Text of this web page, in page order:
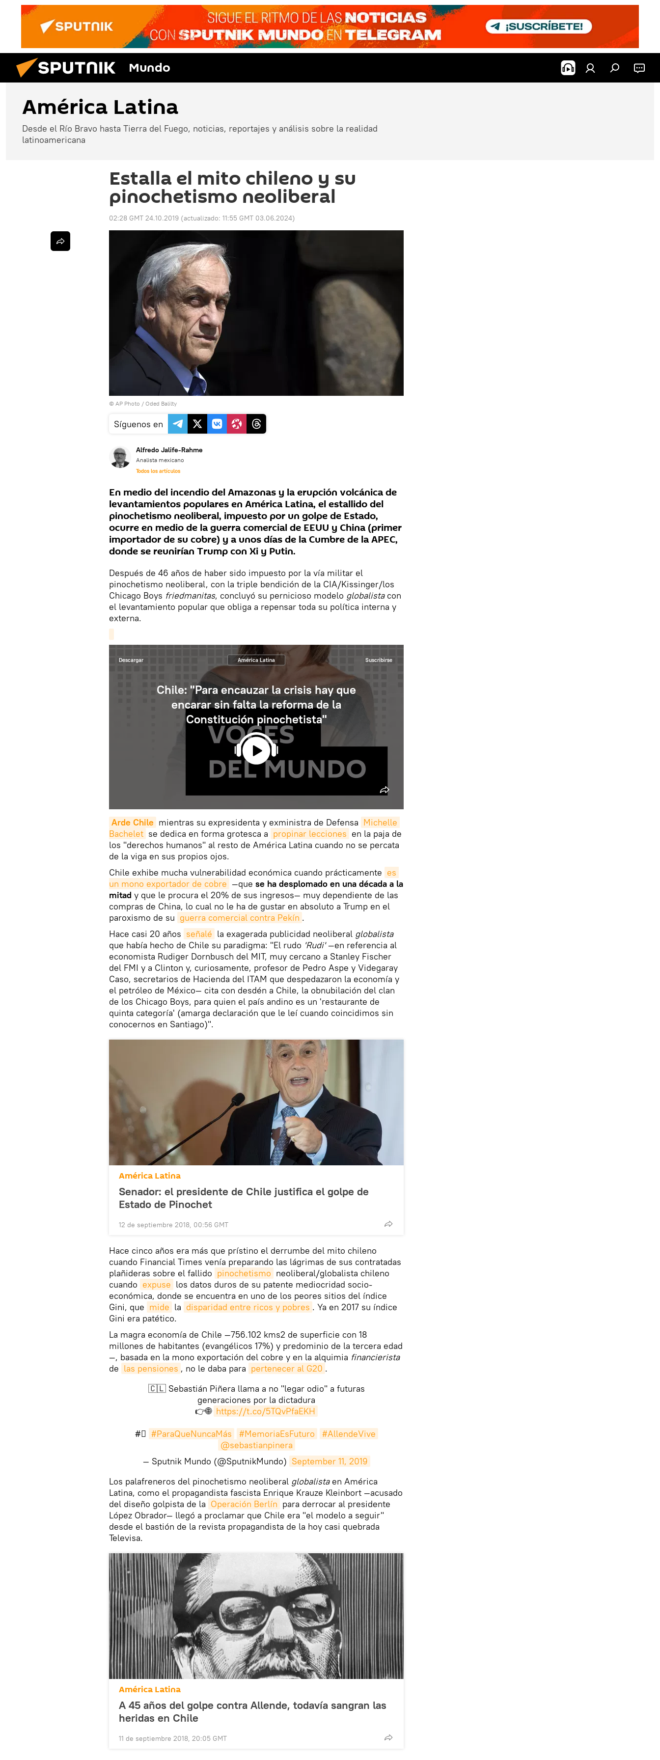
Mundo
América Latina
Desde el Río Bravo hasta Tierra del Fuego, noticias, reportajes y análisis sobre la realidad
latinoamericana
Estalla el mito chileno y su
pinochetismo neoliberal
02:28 GMT 24.10.2019 (actualizado: 11:55 GMT 03.06.2024)
© AP Photo / Oded Balilty
Síguenos en
Alfredo Jalife-Rahme
Analista mexicano
Todos los artículos
En medio del incendio del Amazonas y la erupción volcánica de
levantamientos populares en América Latina, el estallido del
pinochetismo neoliberal, impuesto por un golpe de Estado,
ocurre en medio de la guerra comercial de EEUU y China (primer
importador de su cobre) y a unos días de la Cumbre de la APEC,
donde se reunirían Trump con Xi y Putin.
Después de 46 años de haber sido impuesto por la vía militar el
pinochetismo neoliberal, con la triple bendición de la CIA/Kissinger/los
Chicago Boys friedmanitas, concluyó su pernicioso modelo globalistacon
el levantamiento popular que obliga a repensar toda su política interna y
externa.
América Latina
Chile: "Para encauzar la crisis hay que
encarar sin falta la reforma de la
Constitución pinochetista"
Suscribirse
Descargar
Arde Chile mientras su expresidenta y exministra de Defensa Michelle
Bachelet se dedica en forma grotesca a propinar lecciones en la paja de
los "derechos humanos" al resto de América Latina cuando no se percata
de la viga en sus propios ojos.
Chile exhibe mucha vulnerabilidad económica cuando prácticamente es
un mono exportador de cobre —que se ha desplomado en una década a la
mitad y que le procura el 20% de sus ingresos— muy dependiente de las
compras de China, lo cual no le ha de gustar en absoluto a Trump en el
paroxismo de su guerra comercial contra Pekín .
Hace casi 20 años señalé la exagerada publicidad neoliberal globalista
que había hecho de Chile su paradigma: "El rudo 'Rudi'—en referencia al
economista Rudiger Dornbusch del MIT, muy cercano a Stanley Fischer
del FMI y a Clinton y, curiosamente, profesor de Pedro Aspe y Videgaray
Caso, secretarios de Hacienda del ITAM que despedazaron la economía y
el petróleo de México— cita con desdén a Chile, la obnubilación del clan
de los Chicago Boys, para quien el país andino es un 'restaurante de
quinta categoría' (amarga declaración que le leí cuando coincidimos sin
conocernos en Santiago)".
América Latina
Senador: el presidente de Chile justifica el golpe de
Estado de Pinochet
12 de septiembre 2018, 00:56 GMT
Hace cinco años era más que prístino el derrumbe del mito chileno
cuando Financial Times venía preparando las lágrimas de sus contratadas
plañideras sobre el fallido pinochetismo neoliberal/globalista chileno
cuando expuse los datos duros de su patente mediocridad socio-
económica, donde se encuentra en uno de los peores sitios del índice
Gini, que mide la disparidad entre ricos y pobres . Ya en 2017 su índice
Gini era patético.
La magra economía de Chile —756.102 kms2 de superficie con 18
millones de habitantes (evangélicos 17%) y predominio de la tercera edad
—, basada en la mono exportación del cobre y en la alquimia financierista
de las pensiones , no le daba para pertenecer al G20 .
🇨🇱 Sebastián Piñera llama a no "legar odio" a futuras
generaciones por la dictadura
👉🌐 https://t.co/5TQvPfaEKH
#⃣ #ParaQueNuncaMás #MemoriaEsFuturo
#AllendeVive
@sebastianpinera
— Sputnik Mundo (@SputnikMundo) September 11, 2019
​Los palafreneros del pinochetismo neoliberal globalistaen América
Latina, como el propagandista fascista Enrique Krauze Kleinbort —acusado
del diseño golpista de la Operación Berlín para derrocar al presidente
López Obrador— llegó a proclamar que Chile era "el modelo a seguir"
desde el bastión de la revista propagandista de la hoy casi quebrada
Televisa.
América Latina
A 45 años del golpe contra Allende, todavía sangran las
heridas en Chile
11 de septiembre 2018, 20:05 GMT